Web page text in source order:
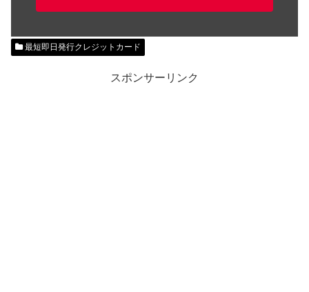
最短即日発行クレジットカード
スポンサーリンク